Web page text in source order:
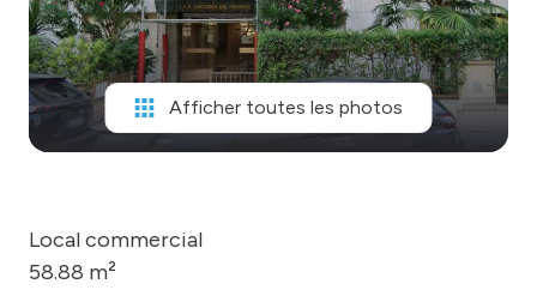
Afficher toutes les photos
Local commercial
58.88 m²